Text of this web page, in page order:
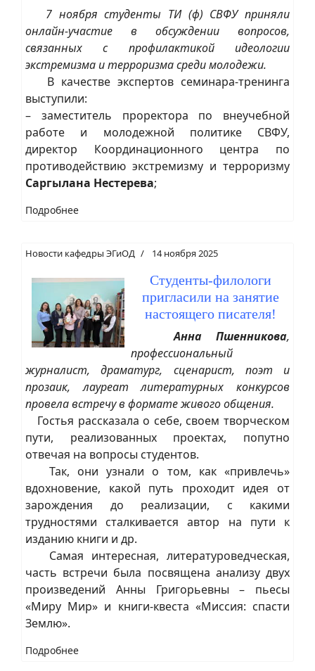
7 ноября студенты ТИ (ф) СВФУ приняли
онлайн-участие в обсуждении вопросов,
связанных с профилактикой идеологии
экстремизма и терроризма среди молодежи.
В качестве экспертов семинара-тренинга
выступили:
– заместитель проректора по внеучебной
работе и молодежной политике СВФУ,
директор Координационного центра по
противодействию экстремизму и терроризму
Саргылана Нестерева;
Подробнее
Новости кафедры ЭГиОД 14 ноября 2025
Студенты-филологи
пригласили на занятие
настоящего писателя!
Анна Пшенникова,
профессиональный
журналист, драматург, сценарист, поэт и
прозаик, лауреат литературных конкурсов
провела встречу в формате живого общения.
Гостья рассказала о себе, своем творческом
пути, реализованных проектах, попутно
отвечая на вопросы студентов.
Так, они узнали о том, как «привлечь»
вдохновение, какой путь проходит идея от
зарождения до реализации, с какими
трудностями сталкивается автор на пути к
изданию книги и др.
Самая интересная, литературоведческая,
часть встречи была посвящена анализу двух
произведений Анны Григорьевны – пьесы
«Миру Мир» и книги-квеста «Миссия: спасти
Землю».
Подробнее